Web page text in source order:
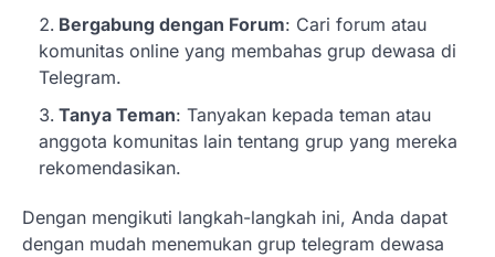
Bergabung dengan Forum: Cari forum atau
komunitas online yang membahas grup dewasa di
Telegram.
Tanya Teman: Tanyakan kepada teman atau
anggota komunitas lain tentang grup yang mereka
rekomendasikan.
Dengan mengikuti langkah-langkah ini, Anda dapat
dengan mudah menemukan grup telegram dewasa